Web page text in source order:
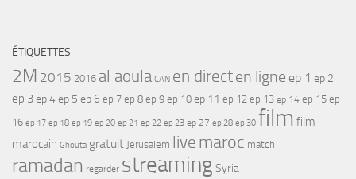
ÉTIQUETTES
2M 2015 2016 al aoula CAN en directen ligne ep 1 ep 2
ep 3ep 4ep 5 ep 6 ep 7 ep 8 ep 9 ep 10 ep 11 ep 12 ep 13 ep 14 ep 15 ep
16 ep 17 ep 18 ep 19 ep 20 ep 21 ep 22 ep 23 ep 27 ep 28 ep 30 film film
marocain Ghouta gratuit Jerusalem live maroc match
ramadan regarder streamingSyria